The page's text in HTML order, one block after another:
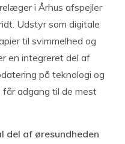
i Århus afspejler
Udstyr som digitale
til svimmelhed og
en integreret del af
på teknologi og
adgang til de mest
del af øresundheden